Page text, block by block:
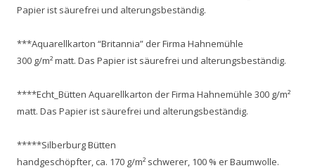
Papier ist säurefrei und alterungsbeständig.
***Aquarellkarton “Britannia” der Firma Hahnemühle
300 g/m² matt. Das Papier ist säurefrei und alterungsbeständig.
****Echt_Bütten Aquarellkarton der Firma Hahnemühle 300 g/m²
matt. Das Papier ist säurefrei und alterungsbeständig.
*****Silberburg Bütten
handgeschöpfter, ca. 170 g/m² schwerer, 100 % er Baumwolle.